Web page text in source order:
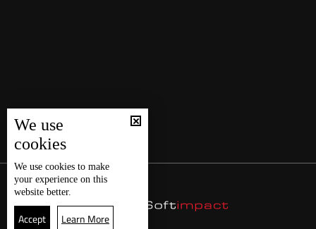
We use
cookies
We use cookies to make
your experience on this
website better.
Accept Learn More